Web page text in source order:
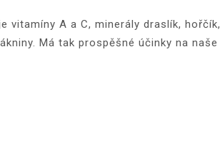
vitamíny A a C, minerály draslík, hořčík,
Má tak prospěšné účinky na naše